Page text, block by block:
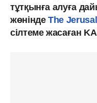
тұтқынға алуға
жөніндеThe
сілтеме жасаған